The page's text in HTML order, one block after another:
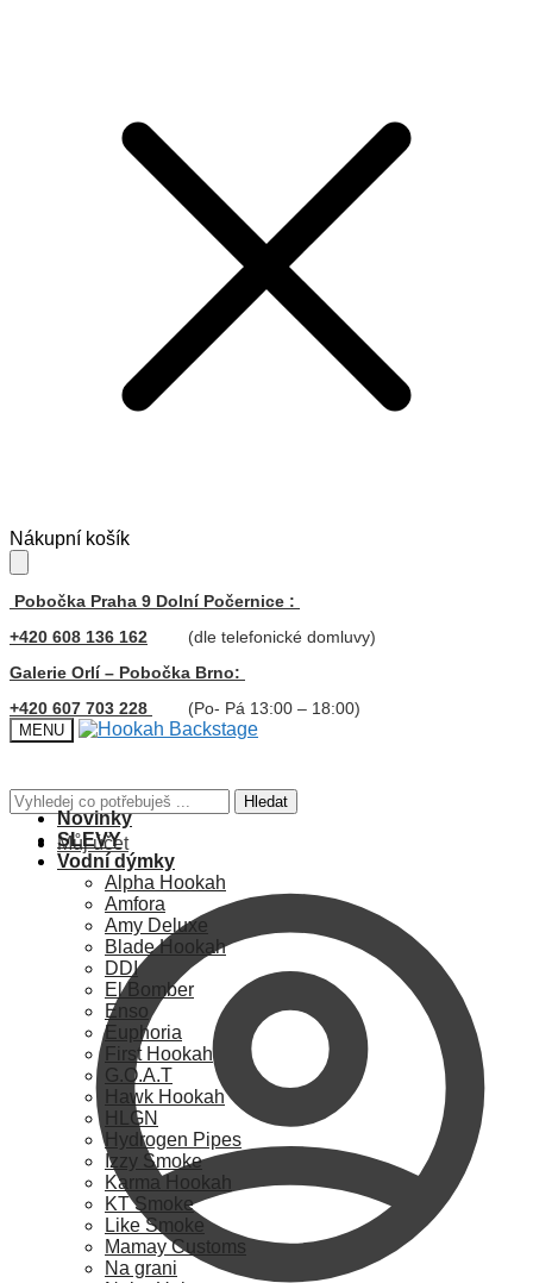
Skip
to
navigation
Skip
to
content
Nákupní košík
Pobočka Praha 9 Dolní Počernice :
+420 608 136 162
(dle telefonické domluvy)
Galerie Orlí – Pobočka Brno:
+420 607 703 228
(Po- Pá 13:00 – 18:00)
MENU
Hledat: Hledat
Můj účet
Novinky
SLEVY
Vodní dýmky
Alpha Hookah
Amfora
Amy Deluxe
Blade Hookah
DDI
El Bomber
Enso
Euphoria
First Hookah
G.O.A.T
Hawk Hookah
HLGN
Hydrogen Pipes
Izzy Smoke
Karma Hookah
KT Smoke
Like Smoke
Mamay Customs
Na grani